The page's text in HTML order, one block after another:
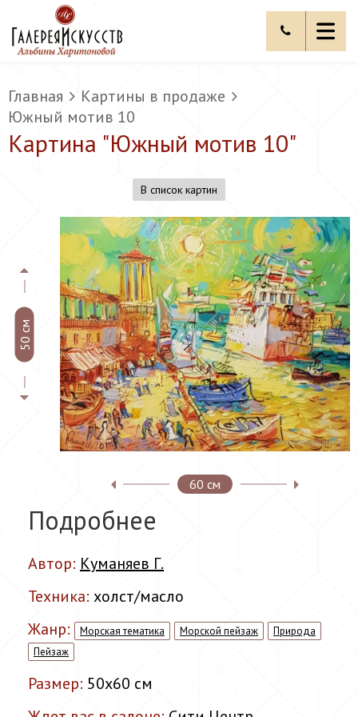
Главная
Картины в продаже
Южный мотив 10
Картина "Южный мотив 10"
В список картин
60 см
50 см
Подробнее
Автор: Куманяев Г.
Техника:холст/масло
Жанр:
Морская тематика Морской пейзаж
Природа
Пейзаж
Размер: 50x60 см